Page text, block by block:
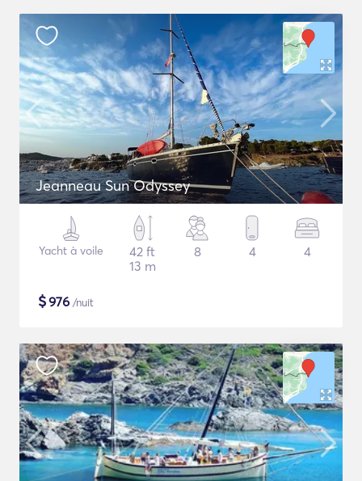
Jeanneau Sun Odyssey
Yacht à voile
42 ft
13 m
8 4 4
$976 /nuit